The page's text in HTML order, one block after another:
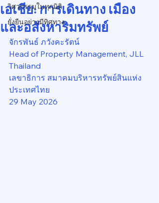
วิศวกรรมในทุกมิติ
ยั่งยืนอย่างมีทิศทาง
เอเชีย: การเดินทาง เมือง
และอสังหาริมทรัพย์
จักรพันธ์ ภวังคะรัตน์
Head of Property Management, JLL
Thailand
เลขาธิการ สมาคมบริหารทรัพย์สินแห่ง
ประเทศไทย
29 May 2026